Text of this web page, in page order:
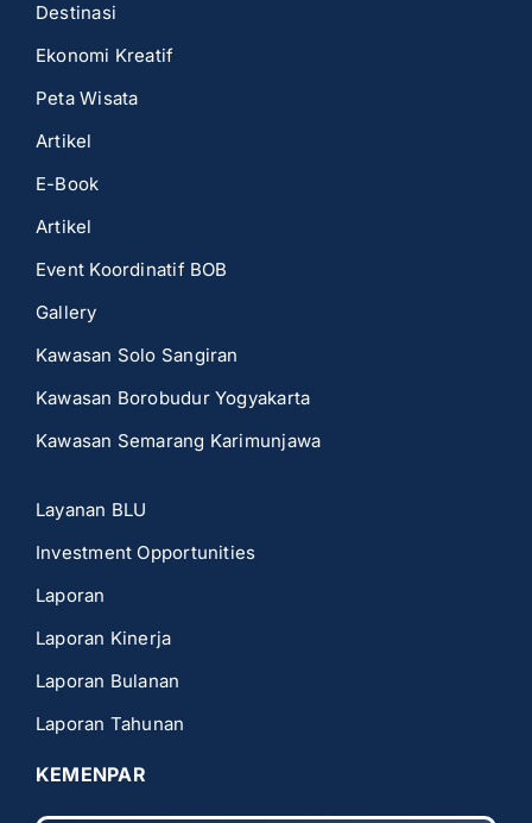
Destinasi
Ekonomi Kreatif
Peta Wisata
Artikel
E-Book
Artikel
Event Koordinatif BOB
Gallery
Kawasan Solo Sangiran
Kawasan Borobudur Yogyakarta
Kawasan Semarang Karimunjawa
Layanan BLU
Investment Opportunities
Laporan
Laporan Kinerja
Laporan Bulanan
Laporan Tahunan
KEMENPAR